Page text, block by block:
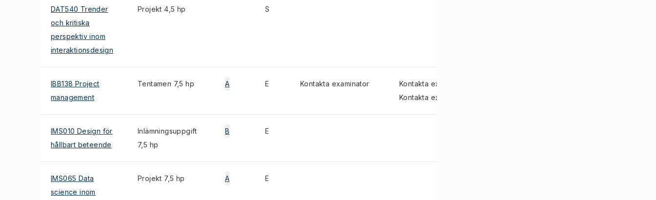
DAT540 Trender
och kritiska
perspektiv inom
interaktionsdesign
Projekt 4,5 hp S
IBB138 Project
management
Tentamen 7,5 hp A E Kontakta examinator
Kontakta examinator
Kontakta examinator
IMS010 Design för
hållbart beteende
Inlämningsuppgift
7,5 hp
B E
IMS065 Data
science inom
Projekt 7,5 hp A E